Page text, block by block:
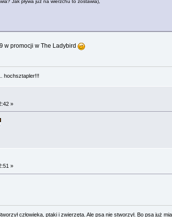
w promocji w The Ladybird
hochsztapler!!!
»
»
człowieka, ptaki i zwierzęta. Ale psa nie stworzył. Bo psa już